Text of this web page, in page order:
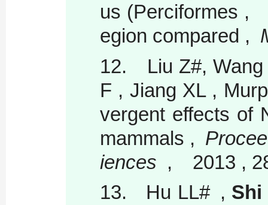
us (Perciformes ,
egion compared ,
12.
Liu Z#,
F , Jiang XL ,
vergent effects of
mammals ,
iences , 2013 ,
13.
Hu LL# , Shi